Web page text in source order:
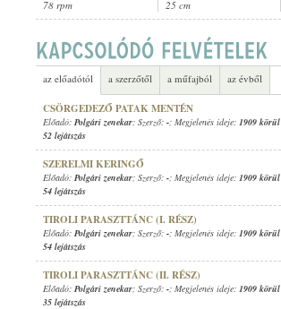
POLGÁRI ZENEKAR
78 rpm 25 cm
az előadótól a szerzőtől a műfajból az évből
CSÖRGEDEZŐ PATAK MENTÉN
Előadó: Polgári zenekar; Szerző: -; Megjelenés ideje: 1909 körül
52 lejátszás
SZERELMI KERINGŐ
Előadó: Polgári zenekar; Szerző: -; Megjelenés ideje: 1909 körül
54 lejátszás
TIROLI PARASZTTÁNC (I. RÉSZ)
Előadó: Polgári zenekar; Szerző: -; Megjelenés ideje: 1909 körül
54 lejátszás
TIROLI PARASZTTÁNC (II. RÉSZ)
Előadó: Polgári zenekar; Szerző: -; Megjelenés ideje: 1909 körül
35 lejátszás